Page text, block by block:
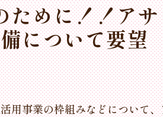
ために！！ア
について要望
事業の枠組みなどについて